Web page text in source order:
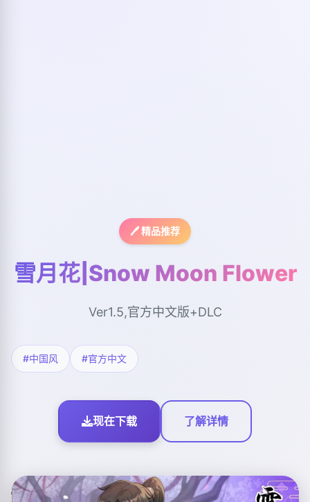
🖊️ 精品推荐
雪月花|Snow Moon Flower
Ver1.5,官方中文版+DLC
#中国风 #官方中文
现在下载 了解详情